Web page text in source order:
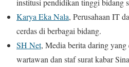
Karya Eka Nala, Perusahaan IT
cerdas di berbagai bidang.
SH Net, Media berita daring
wartawan dan staf surat kabar